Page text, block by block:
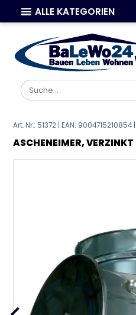
ALLE KATEGORIEN
Art. Nr.: 51372 | EAN: 9004715210854
ASCHENEIMER, VERZINKT